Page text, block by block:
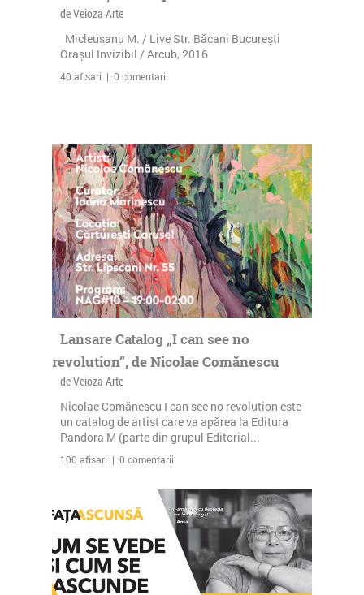
de Veioza Arte
Micleușanu M. / Live Str. Băcani București
Orașul Invizibil / Arcub, 2016
40 afisari | 0 comentarii
Lansare Catalog „I can see no
revolution”, de Nicolae Comănescu
de Veioza Arte
Nicolae Comănescu I can see no revolution este
un catalog de artist care va apărea la Editura
Pandora M (parte din grupul Editorial...
100 afisari | 0 comentarii